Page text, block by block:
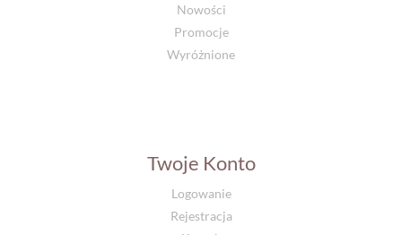
Nowości
Promocje
Wyróżnione
Twoje Konto
Logowanie
Rejestracja